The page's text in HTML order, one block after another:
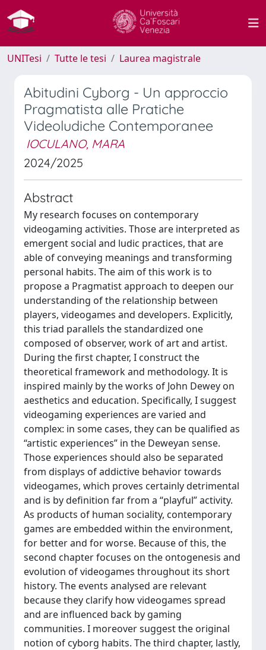
UNITesi Tutte le tesi Laurea magistrale
Abitudini Cyborg - Un approccio
Pragmatista alle Pratiche
Videoludiche Contemporanee
IOCULANO, MARA
2024/2025
Abstract
My research focuses on contemporary
videogaming activities. Those are interpreted as
emergent social and ludic practices, that are
able of conveying meanings and transforming
personal habits. The aim of this work is to
propose a Pragmatist approach to deepen our
understanding of the relationship between
players, videogames and developers. Explicitly,
this triad parallels the standardized one
composed of observer, work of art and artist.
During the first chapter, I construct the
theoretical framework and methodology. It is
inspired mainly by the works of John Dewey on
aesthetics and education. Specifically, I suggest
videogaming experiences are varied and
complex: in some cases, they can be qualified as
“artistic experiences” in the Deweyan sense.
Those experiences should also be separated
from displays of addictive behavior towards
videogames, which proves certainly detrimental
and is by definition far from a “playful” activity.
As products of human sociality, contemporary
games are embedded within the environment,
for better and for worse. Because of this, the
second chapter focuses on the ontogenesis and
evolution of videogames throughout its short
history. The events analysed are relevant
because they clarify how videogames spread
and are influenced back by gaming
communities. I moreover suggest the original
notion of cyborg habits. The third chapter, lastly,